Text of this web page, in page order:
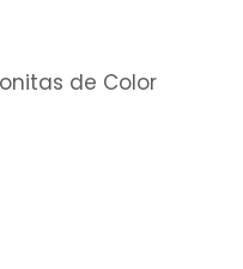
de Color